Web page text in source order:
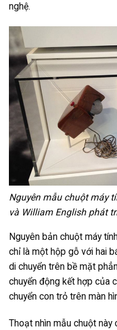
nghệ.
Nguyên mẫu chuột máy
và William English phát
Nguyên bản chuột máy
chỉ là một hộp gỗ với hai
di chuyển trên bề mặt
chuyển động kết hợp của
chuyển con trỏ trên màn
Thoạt nhìn mẫu chuột